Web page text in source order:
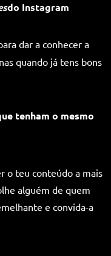
do Instagram
dar a conhecer a
quando já tens bons
tenham o mesmo
o teu conteúdo a mais
alguém de quem
e convida-a